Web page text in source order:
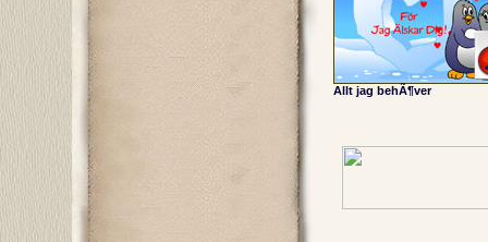
Allt jag behÃ¶ver